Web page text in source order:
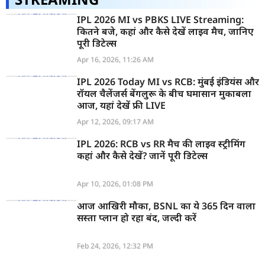
IPL 2026 MI vs PBKS LIVE Streaming:
कितने बजे, कहां और कैसे देखें लाइव मैच, जानिए
पूरी डिटेल्स
Apr 16, 2026, 11:26 AM
IPL 2026 Today MI vs RCB: मुंबई इंडियंस और
रॉयल चैलेंजर्स बेंगलुरू के बीच घमासान मुकाबला
आज, यहां देखें फ्री LIVE
Apr 12, 2026, 09:17 AM
IPL 2026: RCB vs RR मैच की लाइव स्ट्रीमिंग
कहां और कैसे देखें? जानें पूरी डिटेल्स
Apr 10, 2026, 01:08 PM
आज आखिरी मौका, BSNL का ये 365 दिन वाला
सस्ता प्लान हो रहा बंद, जल्दी करें
Feb 24, 2026, 12:32 PM